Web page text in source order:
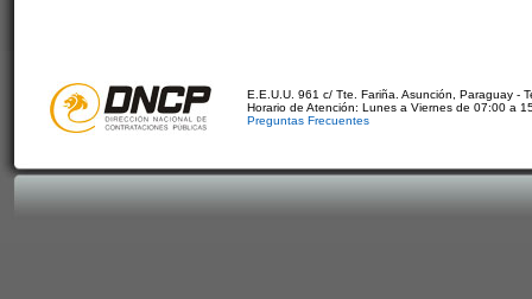
E.E.U.U. 961 c/ Tte. Fariña. Asunción, Paraguay -
Horario de Atención: Lunes a Viernes de 07:00 a
Preguntas Frecuentes